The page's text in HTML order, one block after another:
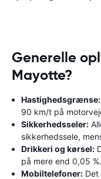
Generelle
Mayotte?
Hastighedsgrænse:
90 km/t på
Sikkerhedsseler:
sikkerhedssele,
Drikkeri og kørsel:
på mere end 0,05 %.
Mobiltelefoner: Det